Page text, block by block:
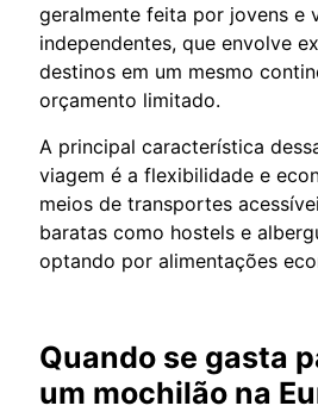
geralmente feita por jovens e
independentes, que envolve
destinos em um mesmo
orçamento limitado.
A principal característica
viagem é a flexibilidade e
meios de transportes
baratas como hostels e
optando por alimentações
Quando se gasta
um mochilão na